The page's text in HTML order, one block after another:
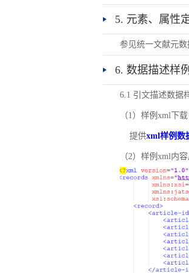
5. 元素、属性
参见统一文献元
6. 数据描述样
6.1 引文描述数据
（1）样例xml下载
提供xml样例数
（2）样例xml内